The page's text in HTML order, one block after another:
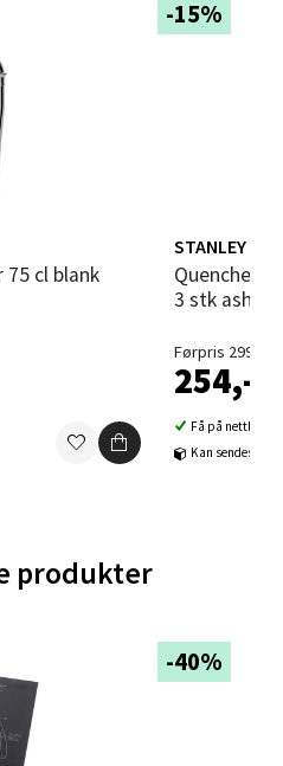
75 cl blank
-15%
STANLEY
Quencher bunn-og sugerørbeskyttelse
3 stk ash
Førpris 299,-
254,-
Få på nettlager
Kan sendes til
produkter
-40%
Velg
Senter Sandvika
Sandvika
Velg
Sartor
Shopping